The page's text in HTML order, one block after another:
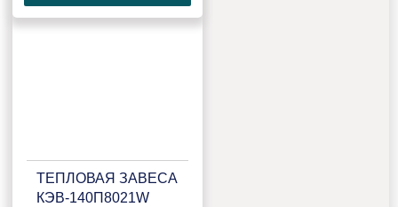
ТЕПЛОВАЯ ЗАВЕСА
КЭВ-140П8021W